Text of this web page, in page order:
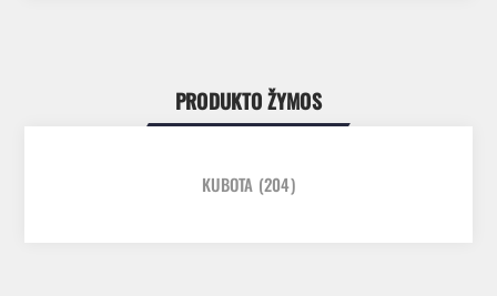
PRODUKTO ŽYMOS
KUBOTA (204)